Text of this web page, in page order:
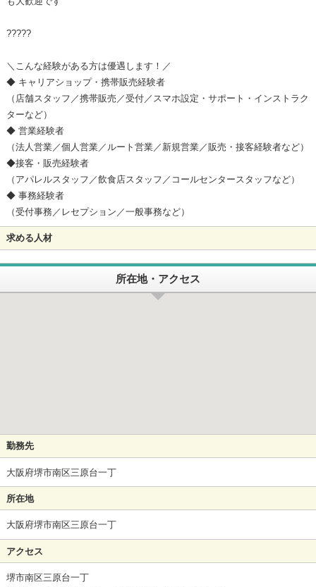
?????
＼こんな経験がある方は優遇します！／
◆ キャリアショップ・携帯販売経験者
（店舗スタッフ／携帯販売／受付／スマホ設定・サポート・インストラク
ターなど）
◆ 営業経験者
（法人営業／個人営業／ルート営業／新規営業／販売・接客経験者など）
◆接客・販売経験者
（アパレルスタッフ／飲食店スタッフ／コールセンタースタッフなど）
◆ 事務経験者
（受付事務／レセプション／一般事務など）
求める人材
所在地・アクセス
勤務先
大阪府堺市南区三原台一丁
所在地
大阪府堺市南区三原台一丁
アクセス
堺市南区三原台一丁